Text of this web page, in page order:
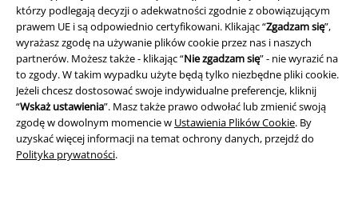
którzy podlegają decyzji o adekwatności zgodnie z obowiązującym
prawem UE i są odpowiednio certyfikowani. Klikając “Zgadzam się”,
wyrażasz zgodę na używanie plików cookie przez nas i naszych
partnerów. Możesz także - klikając “Nie zgadzam się” - nie wyrazić na
to zgody. W takim wypadku użyte będą tylko niezbędne pliki cookie.
Jeżeli chcesz dostosować swoje indywidualne preferencje, kliknij
“Wskaż ustawienia”. Masz także prawo odwołać lub zmienić swoją
zgodę w dowolnym momencie w Ustawienia Plików Cookie. By
uzyskać więcej informacji na temat ochrony danych, przejdź do
Polityka prywatności.